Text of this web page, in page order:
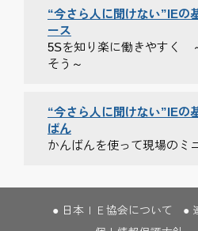
“今さら人に聞けない”IEの
ース
5Sを知り楽に働きやすく
そう～
“今さら人に聞けない”IEの
ばん
かんばんを使って現場のミ
日本ＩＥ協会について